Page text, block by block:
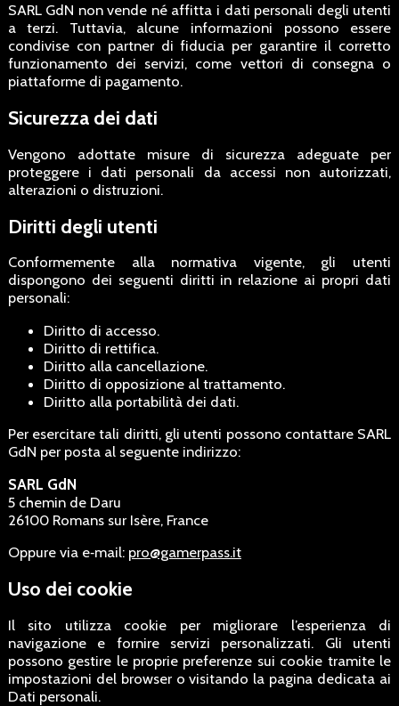
SARL GdN non vende né affitta i dati personali degli utenti
a terzi. Tuttavia, alcune informazioni possono essere
condivise con partner di fiducia per garantire il corretto
funzionamento dei servizi, come vettori di consegna o
piattaforme di pagamento.
Sicurezza dei dati
Vengono adottate misure di sicurezza adeguate per
proteggere i dati personali da accessi non autorizzati,
alterazioni o distruzioni.
Diritti degli utenti
Conformemente alla normativa vigente, gli utenti
dispongono dei seguenti diritti in relazione ai propri dati
personali:
Diritto di accesso.
Diritto di rettifica.
Diritto alla cancellazione.
Diritto di opposizione al trattamento.
Diritto alla portabilità dei dati.
Per esercitare tali diritti, gli utenti possono contattare SARL
GdN per posta al seguente indirizzo:
SARL GdN
5 chemin de Daru
26100 Romans sur Isère, France
Oppure via e‑mail: pro@gamerpass.it
Uso dei cookie
Il sito utilizza cookie per migliorare l’esperienza di
navigazione e fornire servizi personalizzati. Gli utenti
possono gestire le proprie preferenze sui cookie tramite le
impostazioni del browser o visitando la pagina dedicata ai
Dati personali.